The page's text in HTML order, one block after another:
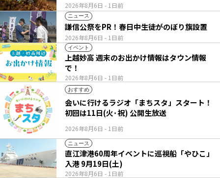
2026年8月6日 - 1日前
ニュース
2026年8月6日 - 1日前
謙信公祭をPR！春日中生徒がのぼり旗設置
イベント
2026年8月6日 - 1日前
上越妙高 週末のお出かけ情報はタウン情報
で！
おすすめ
2026年8月6日 - 1日前
会いに行けるラジオ「まちスタ」スタート！
初回は11日(火･祝) 公開生放送
ニュース
2026年8月6日 - 1日前
直江津港60周年イベントに巡視船「やひこ」
入港 9月19日(土)